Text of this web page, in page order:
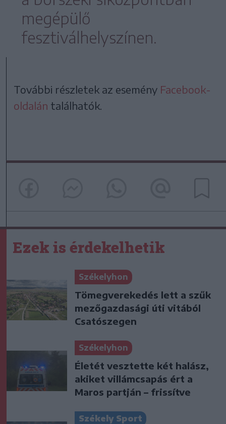
megépülő
fesztiválhelyszínen.
További részletek az esemény Facebook-
oldalán találhatók.
Ezek is érdekelhetik
Székelyhon
Tömegverekedés lett a szűk
mezőgazdasági úti vitából
Csatószegen
Székelyhon
Életét vesztette két halász,
akiket villámcsapás ért a
Maros partján – frissítve
Székely Sport